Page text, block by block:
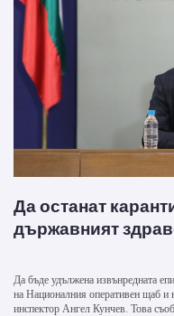
Да останат
държавният
Да бъде удължена извънредната
на Националния оперативен щаб и
инспектор Ангел Кунчев. Това